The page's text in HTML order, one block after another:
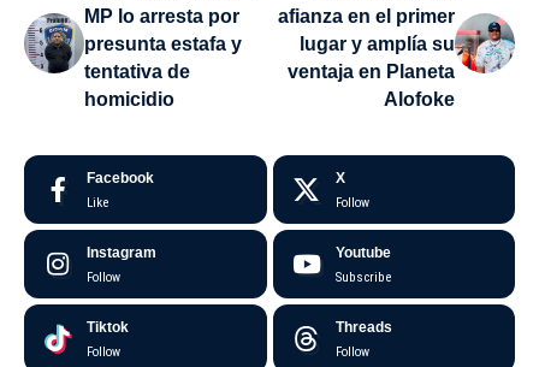
MP lo arresta por
presunta estafa y
tentativa de
homicidio
afianza en el primer
lugar y amplía su
ventaja en Planeta
Alofoke
Facebook
Like
X
Follow
Instagram
Follow
Youtube
Subscribe
Tiktok
Follow
Threads
Follow